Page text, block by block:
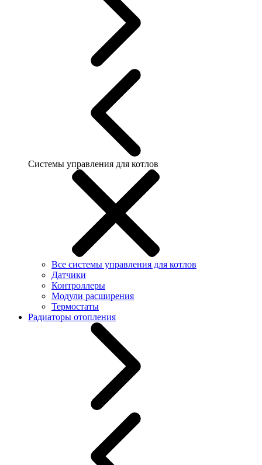
Системы управления для котлов
Все системы управления для котлов
Датчики
Контроллеры
Модули расширения
Термостаты
Радиаторы отопления